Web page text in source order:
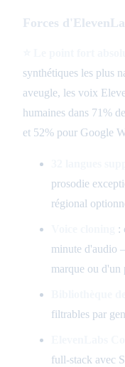
Forces
synthétiques les plus
aveugle, les voix
humaines dans 71%
et 52% pour Google
prosodie
régional
:
minute d'audio
marque ou d'un
filtrables par
full-stack avec